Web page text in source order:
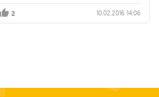
2 10.02.2016 14:06